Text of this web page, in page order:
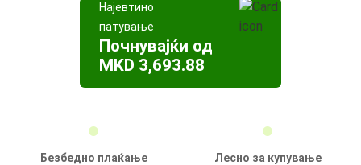
Најевтино
патување
Почнувајќи од
MKD 3,693.88
Безбедно плаќање
Лесно за купување